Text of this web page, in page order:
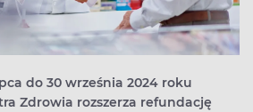
do 30 września 2024 roku
Zdrowia rozszerza refundację